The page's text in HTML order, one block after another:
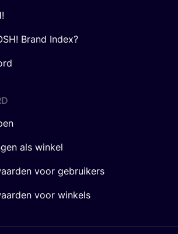
Brand Index?
als winkel
voor gebruikers
voor winkels